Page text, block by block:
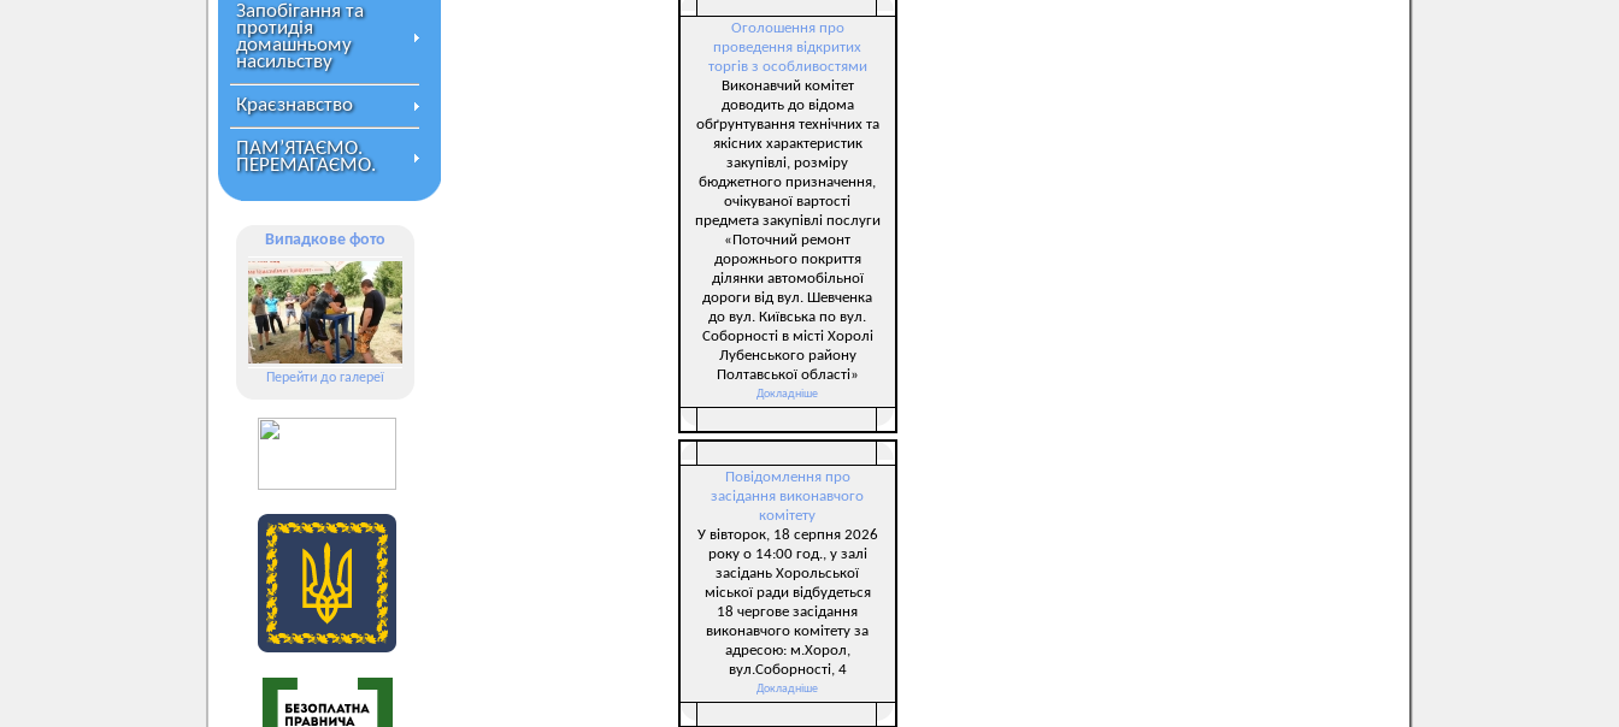
Запобігання та
протидія
домашньому
насильству
Краєзнавство
ПАМ’ЯТАЄМО.
ПЕРЕМАГАЄМО.
Випадкове фото
Перейти до галереї
Оголошення про
проведення відкритих
торгів з особливостями
Виконавчий комітет
доводить до відома
обґрунтування технічних та
якісних характеристик
закупівлі, розміру
бюджетного призначення,
очікуваної вартості
предмета закупівлі послуги
«Поточний ремонт
дорожнього покриття
ділянки автомобільної
дороги від вул. Шевченка
до вул. Київська по вул.
Соборності в місті Хоролі
Лубенського району
Полтавської області»
Докладніше
Повідомлення про
засідання виконавчого
комітету
У вівторок, 18 серпня 2026
року о 14:00 год., у залі
засідань Хорольської
міської ради відбудеться
18 чергове засідання
виконавчого комітету за
адресою: м.Хорол,
вул.Соборності, 4
Докладніше